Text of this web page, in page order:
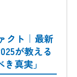
クト｜最新
が教える
き真実」